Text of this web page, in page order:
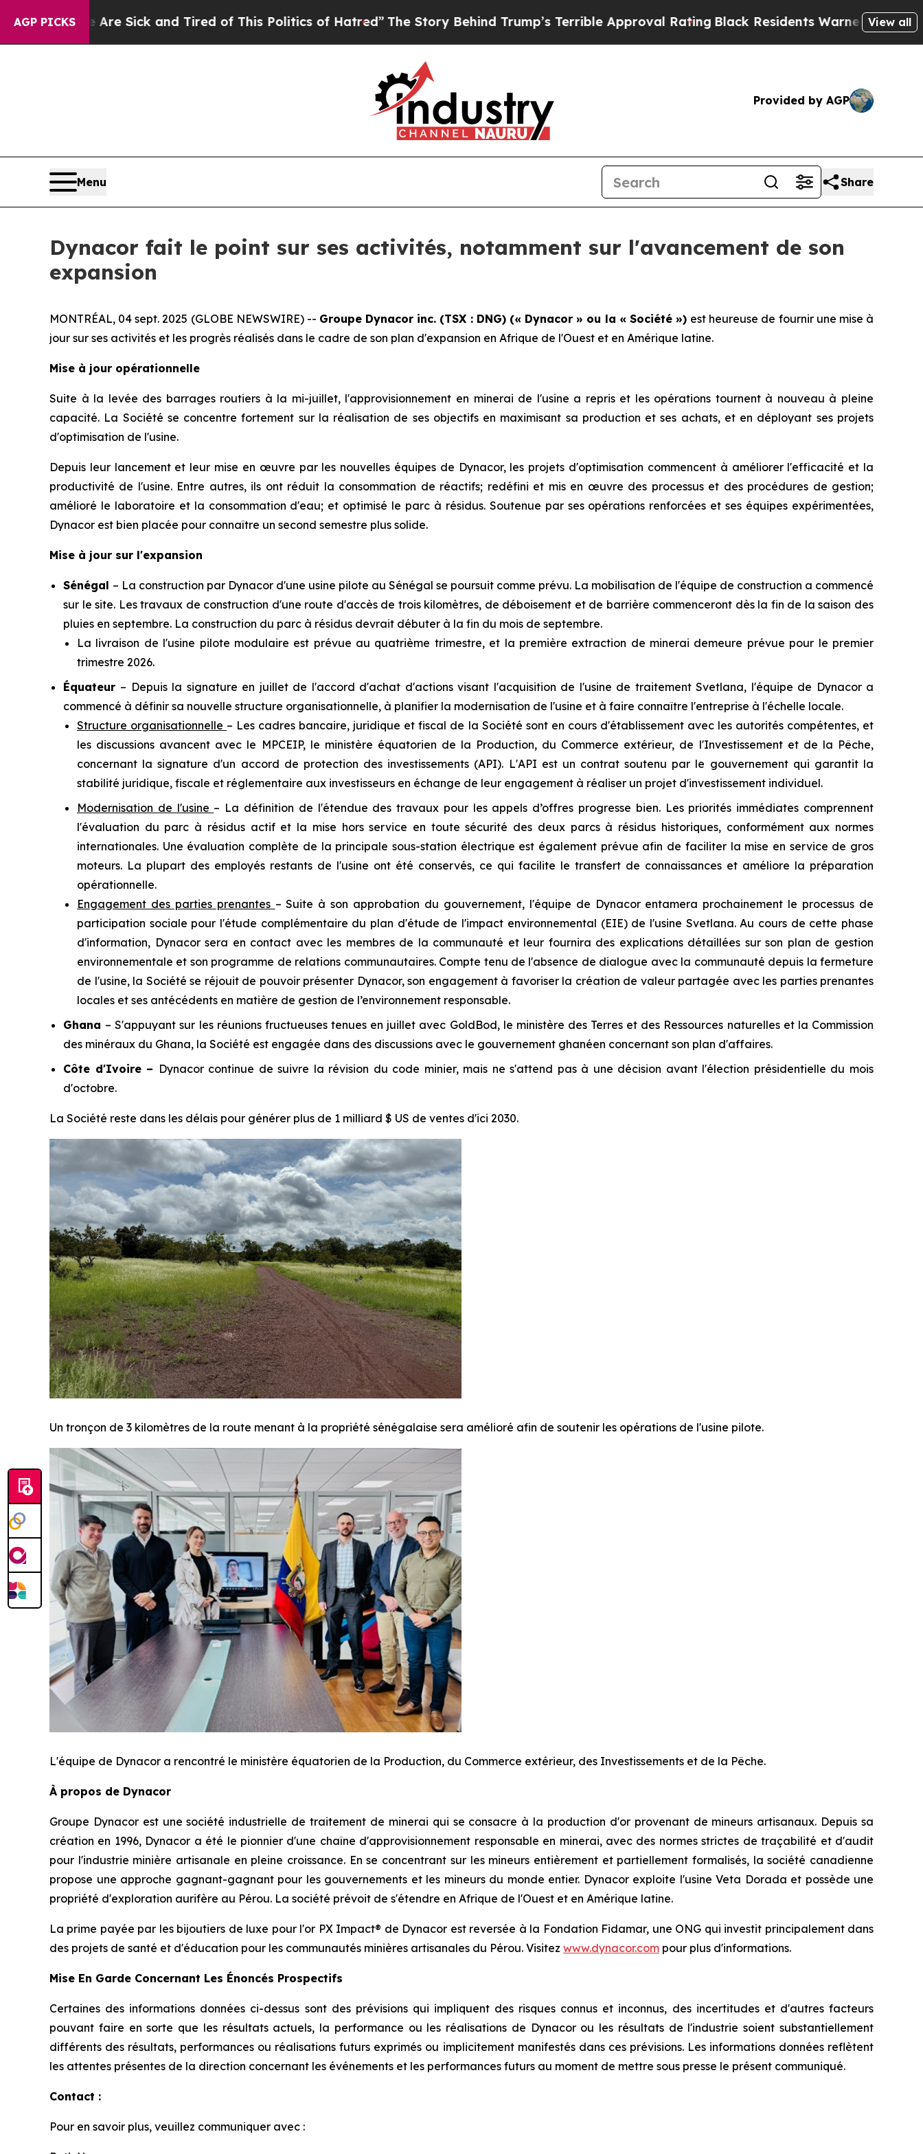
AGP PICKS
Sick and Tired of This Politics of Hatred”The Story Behind Trump’s Terrible Approval RatingBlack Residents Warned of Abusive Cops for
View all
Provided by AGP
Menu Share
Dynacor fait le point sur ses activités, notamment sur l'avancement de son
expansion
MONTRÉAL, 04 sept. 2025 (GLOBE NEWSWIRE) -- Groupe Dynacor inc. (TSX : DNG) (« Dynacor » ou la « Société ») est heureuse de fournir une mise à
jour sur ses activités et les progrès réalisés dans le cadre de son plan d'expansion en Afrique de l'Ouest et en Amérique latine.
Mise à jour opérationnelle
Suite à la levée des barrages routiers à la mi-juillet, l'approvisionnement en minerai de l'usine a repris et les opérations tournent à nouveau à pleine
capacité. La Société se concentre fortement sur la réalisation de ses objectifs en maximisant sa production et ses achats, et en déployant ses projets
d'optimisation de l'usine.
Depuis leur lancement et leur mise en œuvre par les nouvelles équipes de Dynacor, les projets d'optimisation commencent à améliorer l'efficacité et la
productivité de l'usine. Entre autres, ils ont réduit la consommation de réactifs; redéfini et mis en œuvre des processus et des procédures de gestion;
amélioré le laboratoire et la consommation d'eau; et optimisé le parc à résidus. Soutenue par ses opérations renforcées et ses équipes expérimentées,
Dynacor est bien placée pour connaître un second semestre plus solide.
Mise à jour sur l'expansion
Sénégal – La construction par Dynacor d'une usine pilote au Sénégal se poursuit comme prévu. La mobilisation de l'équipe de construction a commencé
sur le site. Les travaux de construction d'une route d'accès de trois kilomètres, de déboisement et de barrière commenceront dès la fin de la saison des
pluies en septembre. La construction du parc à résidus devrait débuter à la fin du mois de septembre.
La livraison de l'usine pilote modulaire est prévue au quatrième trimestre, et la première extraction de minerai demeure prévue pour le premier
trimestre 2026.
Équateur – Depuis la signature en juillet de l'accord d'achat d'actions visant l'acquisition de l'usine de traitement Svetlana, l'équipe de Dynacor a
commencé à définir sa nouvelle structure organisationnelle, à planifier la modernisation de l'usine et à faire connaître l'entreprise à l'échelle locale.
Structure organisationnelle – Les cadres bancaire, juridique et fiscal de la Société sont en cours d'établissement avec les autorités compétentes, et
les discussions avancent avec le MPCEIP, le ministère équatorien de la Production, du Commerce extérieur, de l'Investissement et de la Pêche,
concernant la signature d'un accord de protection des investissements (API). L'API est un contrat soutenu par le gouvernement qui garantit la
stabilité juridique, fiscale et réglementaire aux investisseurs en échange de leur engagement à réaliser un projet d'investissement individuel.
Modernisation de l'usine – La définition de l'étendue des travaux pour les appels d’offres progresse bien. Les priorités immédiates comprennent
l'évaluation du parc à résidus actif et la mise hors service en toute sécurité des deux parcs à résidus historiques, conformément aux normes
internationales. Une évaluation complète de la principale sous-station électrique est également prévue afin de faciliter la mise en service de gros
moteurs. La plupart des employés restants de l'usine ont été conservés, ce qui facilite le transfert de connaissances et améliore la préparation
opérationnelle.
Engagement des parties prenantes – Suite à son approbation du gouvernement, l'équipe de Dynacor entamera prochainement le processus de
participation sociale pour l'étude complémentaire du plan d'étude de l'impact environnemental (EIE) de l'usine Svetlana. Au cours de cette phase
d'information, Dynacor sera en contact avec les membres de la communauté et leur fournira des explications détaillées sur son plan de gestion
environnementale et son programme de relations communautaires. Compte tenu de l'absence de dialogue avec la communauté depuis la fermeture
de l'usine, la Société se réjouit de pouvoir présenter Dynacor, son engagement à favoriser la création de valeur partagée avec les parties prenantes
locales et ses antécédents en matière de gestion de l’environnement responsable.
Ghana – S'appuyant sur les réunions fructueuses tenues en juillet avec GoldBod, le ministère des Terres et des Ressources naturelles et la Commission
des minéraux du Ghana, la Société est engagée dans des discussions avec le gouvernement ghanéen concernant son plan d'affaires.
Côte d'Ivoire – Dynacor continue de suivre la révision du code minier, mais ne s'attend pas à une décision avant l'élection présidentielle du mois
d'octobre.
La Société reste dans les délais pour générer plus de 1 milliard $ US de ventes d'ici 2030.
Un tronçon de 3 kilomètres de la route menant à la propriété sénégalaise sera amélioré afin de soutenir les opérations de l'usine pilote.
L'équipe de Dynacor a rencontré le ministère équatorien de la Production, du Commerce extérieur, des Investissements et de la Pêche.
À propos de Dynacor
Groupe Dynacor est une société industrielle de traitement de minerai qui se consacre à la production d'or provenant de mineurs artisanaux. Depuis sa
création en 1996, Dynacor a été le pionnier d'une chaîne d'approvisionnement responsable en minerai, avec des normes strictes de traçabilité et d'audit
pour l'industrie minière artisanale en pleine croissance. En se concentrant sur les mineurs entièrement et partiellement formalisés, la société canadienne
propose une approche gagnant-gagnant pour les gouvernements et les mineurs du monde entier. Dynacor exploite l'usine Veta Dorada et possède une
propriété d'exploration aurifère au Pérou. La société prévoit de s'étendre en Afrique de l'Ouest et en Amérique latine.
La prime payée par les bijoutiers de luxe pour l'or PX Impact® de Dynacor est reversée à la Fondation Fidamar, une ONG qui investit principalement dans
des projets de santé et d'éducation pour les communautés minières artisanales du Pérou. Visitez www.dynacor.com pour plus d'informations.
Mise En Garde Concernant Les Énoncés Prospectifs
Certaines des informations données ci-dessus sont des prévisions qui impliquent des risques connus et inconnus, des incertitudes et d'autres facteurs
pouvant faire en sorte que les résultats actuels, la performance ou les réalisations de Dynacor ou les résultats de l'industrie soient substantiellement
différents des résultats, performances ou réalisations futurs exprimés ou implicitement manifestés dans ces prévisions. Les informations données reflètent
les attentes présentes de la direction concernant les événements et les performances futurs au moment de mettre sous presse le présent communiqué.
Contact :
Pour en savoir plus, veuillez communiquer avec :